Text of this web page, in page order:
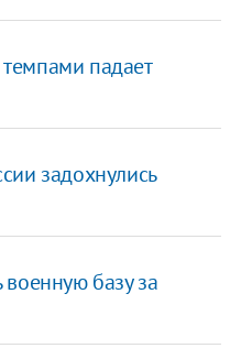
падает
задохнулись
базу за